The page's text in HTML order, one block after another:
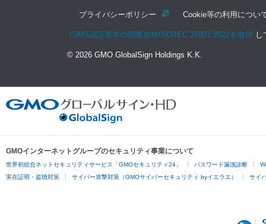
プライバシーポリシー Cookie等の利用につい
ISMS認証基準の国際規格ISO/IEC 27001:2022を取得 し
© 2026 GMO GlobalSign Holdings K.K.
GMOインターネットグループのセキュリティ事業について
世界初総合ネットセキュリティサービス「GMOセキュリティ24」 パスワード漏洩診断
実在証明・盗聴対策
サイバー攻撃対策（GMOサイバーセキュリティ byイエラエ） サイ